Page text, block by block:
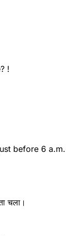
!
before 6 a.m.
चला।